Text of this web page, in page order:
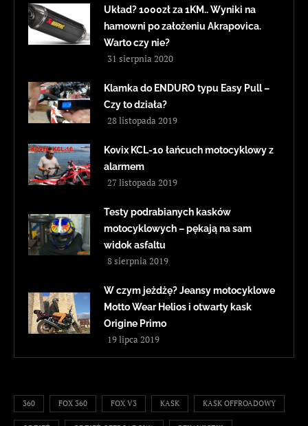
Układ? 1000zł za 1KM.. Wyniki na
hamowni po założeniu Akrapovica.
Warto czy nie?
31 sierpnia 2020
Klamka do ENDURO typu Easy Pull –
Czy to działa?
28 listopada 2019
Kovix KCL-10 łańcuch motocyklowy z
alarmem
27 listopada 2019
Testy podrabianych kasków
motocyklowych – pękają na sam
widok asfaltu
8 sierpnia 2019
W czym jeżdżę? Jeansy motocyklowe
Motto Wear Helios i otwarty kask
Origine Primo
19 lipca 2019
360 FOX 360 FOX V3 KASK KASK OFFROADOWY